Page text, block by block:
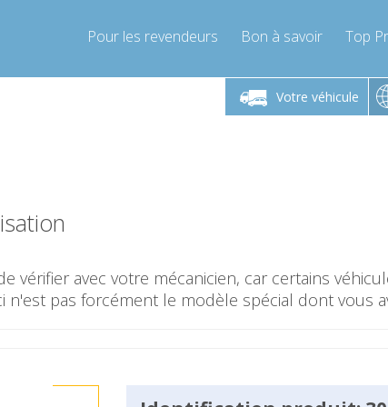
Pour les revendeurs Bon à savoir Top
Votre véhicule
9h-17h Lundi-Vendredi 9h-17h
info@compressor-express.fr
Lundi-
vérifier avec votre mécanicien, car certains
pas forcément le modèle spécial dont vous